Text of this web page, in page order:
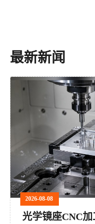
最新新闻
2026-08-08
光学镜座CNC